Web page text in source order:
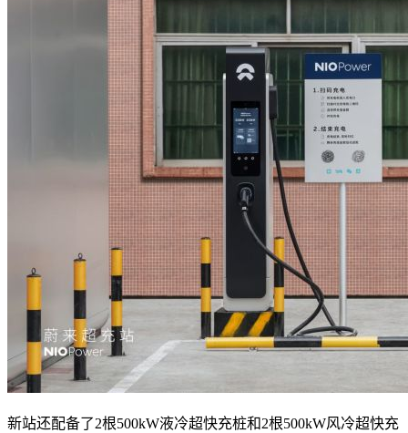
新站还配备了2根500kW液冷超快充桩和2根500kW风冷超快充